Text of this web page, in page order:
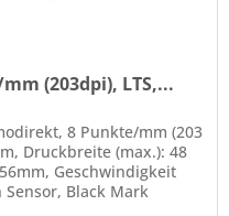
(203dpi), LTS,...
8 Punkte/mm (203
Druckbreite (max.): 48
Geschwindigkeit
Sensor, Black Mark